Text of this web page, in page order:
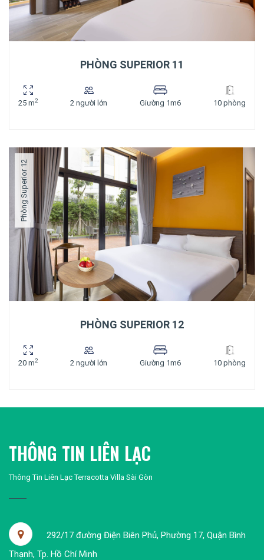
PHÒNG SUPERIOR 11
25 m2 2 người lớn Giường 1m6 10 phòng
Phòng Superior 12
PHÒNG SUPERIOR 12
20 m2 2 người lớn Giường 1m6 10 phòng
THÔNG TIN LIÊN LẠC
Thông Tin Liên Lạc Terracotta Villa Sài Gòn
292/17 đường Điện Biên Phủ, Phường 17, Quận Bình
Thạnh, Tp. Hồ Chí Minh